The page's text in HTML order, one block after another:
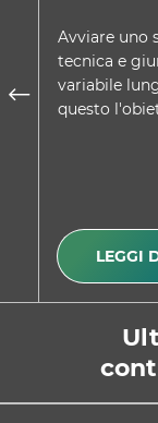
Avviare uno
tecnica e
variabile
questo
LEGGI